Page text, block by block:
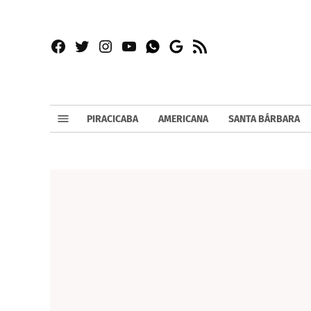
Facebook
TwitterInstagram
YouTubeWhatsapp
Google
RSS
PIRACICABA AMERICANA SANTA BÁRBARA